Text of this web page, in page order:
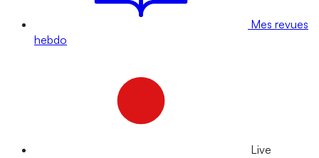
Mes revues
hebdo
Live